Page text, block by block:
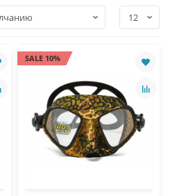
SALE 10%